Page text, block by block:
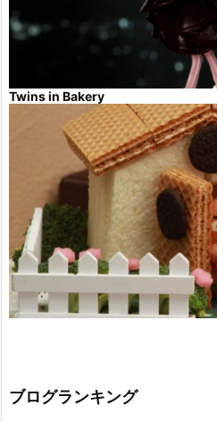
Twins in Bakery
ブログランキング